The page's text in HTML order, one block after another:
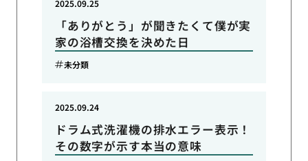
「ありがとう」が聞きたくて僕が実
家の浴槽交換を決めた日
2025.09.25
未分類
ドラム式洗濯機の排水エラー表示！
その数字が示す本当の意味
2025.09.24